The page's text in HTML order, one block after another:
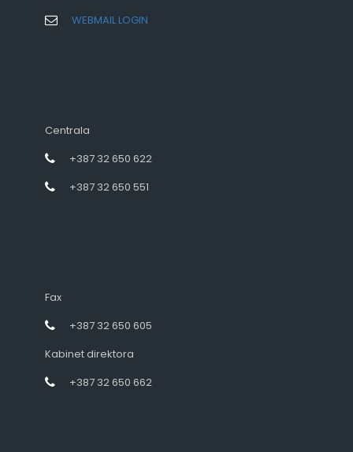
WEBMAIL LOGIN
Centrala
+387 32 650 622
+387 32 650 551
Fax
+387 32 650 605
Kabinet direktora
+387 32 650 662